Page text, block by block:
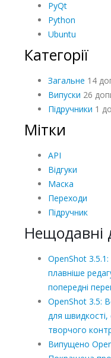
PyQt
Python
Ubuntu
Категорії
Загальне 14
Випуски 26
Підручники 1
Мітки
API
Відгуки
Маска
Переходи
Підручник
Нещодавні
OpenShot
плавніше
попередні
OpenShot 3.5:
для швидкості,
творчого
Випущено